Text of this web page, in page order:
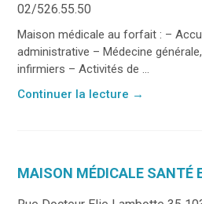
02/526.55.50
Maison médicale au forfait : –
administrative – Médecine
infirmiers – Activités de ...
Continuer la lecture →
MAISON MÉDICALE SANTÉ